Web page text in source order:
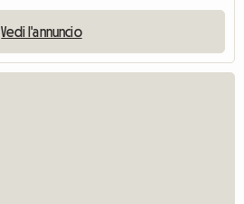
Vedi l'annuncio